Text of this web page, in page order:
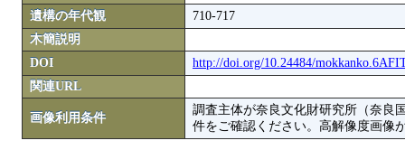
遺構の年代観
710-717
木簡説明
DOI
http://doi.org/10.24484/
関連URL
画像利用条件
調査主体が奈良文化財研究所（奈良
件をご確認ください。高解像度画像